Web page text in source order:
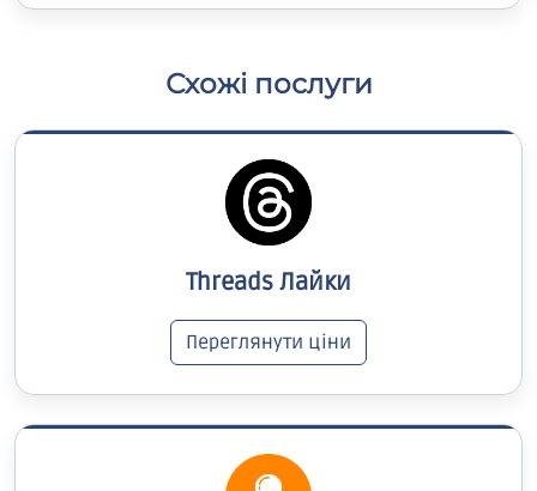
Схожі послуги
Threads Лайки
Переглянути ціни